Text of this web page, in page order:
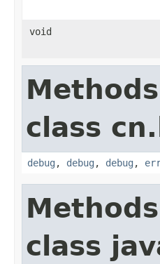
void
class
debug , debug , debug ,
class